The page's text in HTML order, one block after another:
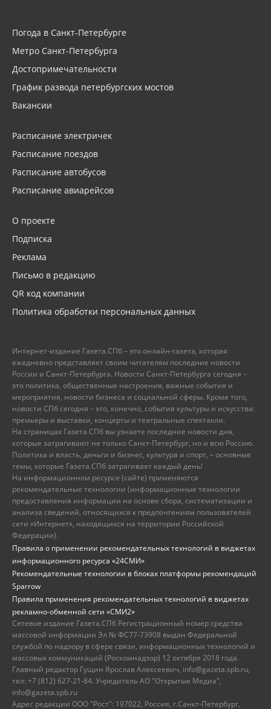
Погода в Санкт-Петербурге
Метро Санкт-Петербурга
Достопримечательности
График развода петербургских мостов
Вакансии
Расписание электричек
Расписание поездов
Расписание автобусов
Расписание авиарейсов
О проекте
Подписка
Реклама
Письмо в редакцию
QR код компании
Политика обработки персональных данных
Интернет-издание Газета.СПб – это онлайн-газета, которая
ежедневно представляет своим читателям последние новости
России и Санкт-Петербурга. Новости Санкт-Петербурга сегодня –
это политика, общественные настроения, важные события и
мероприятия, новости бизнеса и социальной сферы. Кроме того,
новости СПб сегодня – это, конечно, события культуры и искусства:
премьеры и выставки, концерты и театральные спектакли.
На страницах Газета.СПб вы узнаете последние новости дня,
которые затрагивают не только Санкт-Петербург, но и всю Россию.
Политика и власть, деньги и бизнес, культура и спорт, – основные
темы, которые Газета.СПб затрагивает каждый день!
На информационном ресурсе (сайте) применяются
рекомендательные технологии (информационные технологии
предоставления информации на основе сбора, систематизации и
анализа сведений, относящихся к предпочтениям пользователей
сети «Интернет», находящихся на территории Российской
Федерации).
Правила о применении рекомендательных технологий в виджетах
информационного ресурса «24СМИ»
Рекомендательные технологии в блоках платформы рекомендаций
Sparrow
Правила применения рекомендательных технологий в виджетах
рекламно-обменной сети «СМИ2»
Сетевое издание Газета.СПб Регистрационный номер средства
массовой информации Эл № ФС77-73908 выдан Федеральной
службой по надзору в сфере связи, информационных технологий и
массовых коммуникаций (Роскомнадзор) 12 октября 2018 года.
Главный редактор Гущин Ярослав Алексеевич, info@gazeta.spb.ru,
тел: +7 (812) 627-21-84. Учредитель АО "Открытые Медиа",
info@gazeta.spb.ru
Адрес редакции ООО "Рост": 197022, Россия, г.Санкт-Петербург,